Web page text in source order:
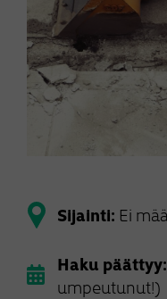
Sijainti: Ei
Haku päättyy:
umpeutunut!)